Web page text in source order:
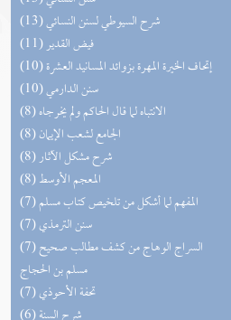
(13) شرح السيوطي لسنن النسائي
(11) فيض القدير
(10) إتحاف الخيرة المهرة بزوائد المسانيد العشرة
(10) سنن الدارمي
(8) الانتباه لما قال الحاكم ولم يخرجاه
(8) الجامع لشعب الإيمان
(8) شرح مشكل الآثار
(8) المعجم الأوسط
(7) المفهم لما أشكل من تلخيص كتاب مسلم
(7) سنن الترمذي
(7) السراج الوهاج من كشف مطالب صحيح
مسلم بن الحجاج
(7) تحفة الأحوذي